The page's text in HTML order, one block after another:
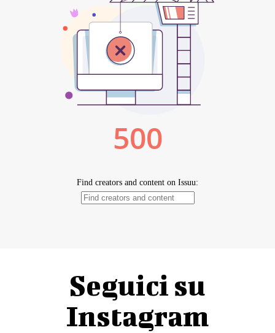
Seguici su
Instagram